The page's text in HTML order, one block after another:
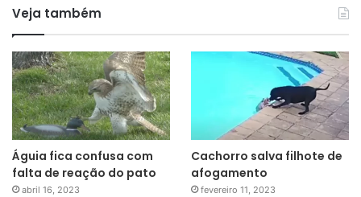
Veja também
Águia fica confusa com
falta de reação do pato
abril 16, 2023
Cachorro salva filhote de
afogamento
fevereiro 11, 2023